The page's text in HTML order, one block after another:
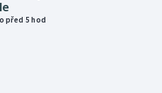
před 5 hod